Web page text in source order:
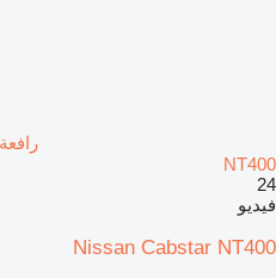
NT400
24
فيديو
Nissan Cabstar NT400